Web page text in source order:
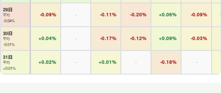
29日
平均
-0.04%
-0.09% - -0.11% -0.20% +0.06% -0.09%
30日
平均
-0.01%
+0.04% - -0.17% -0.12% +0.09% -0.03%
31日
平均
+0.01%
+0.02% - +0.01% - -0.18% -